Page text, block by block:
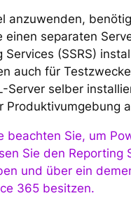
anzuwenden,
einen separaten
Services (SSRS)
auch für
Server selber
Produktivumgebung
beachten Sie, um
Sie den Reporting
und über ein
365 besitzen.